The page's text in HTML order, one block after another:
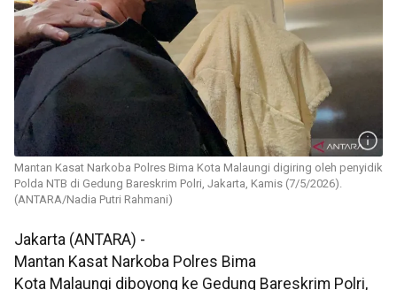
Mantan Kasat Narkoba Polres Bima Kota Malaungi digiring oleh penyidik
Polda NTB di Gedung Bareskrim Polri, Jakarta, Kamis (7/5/2026).
(ANTARA/Nadia Putri Rahmani)
Jakarta (ANTARA) -
Mantan Kasat Narkoba Polres Bima
Kota Malaungi diboyong ke Gedung Bareskrim Polri,